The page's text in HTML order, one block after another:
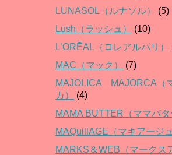
LUNASOL（ルナソル）
(5)
Lush（ラッシュ）
(10)
L’ORĒAL（ロレアルパリ）
MAC（マック）
(7)
MAJOLICA MAJORCA（
カ）
(4)
MAMA BUTTER（ママバタ
MAQuillAGE（マキアージュ
MARKS＆WEB（マークス